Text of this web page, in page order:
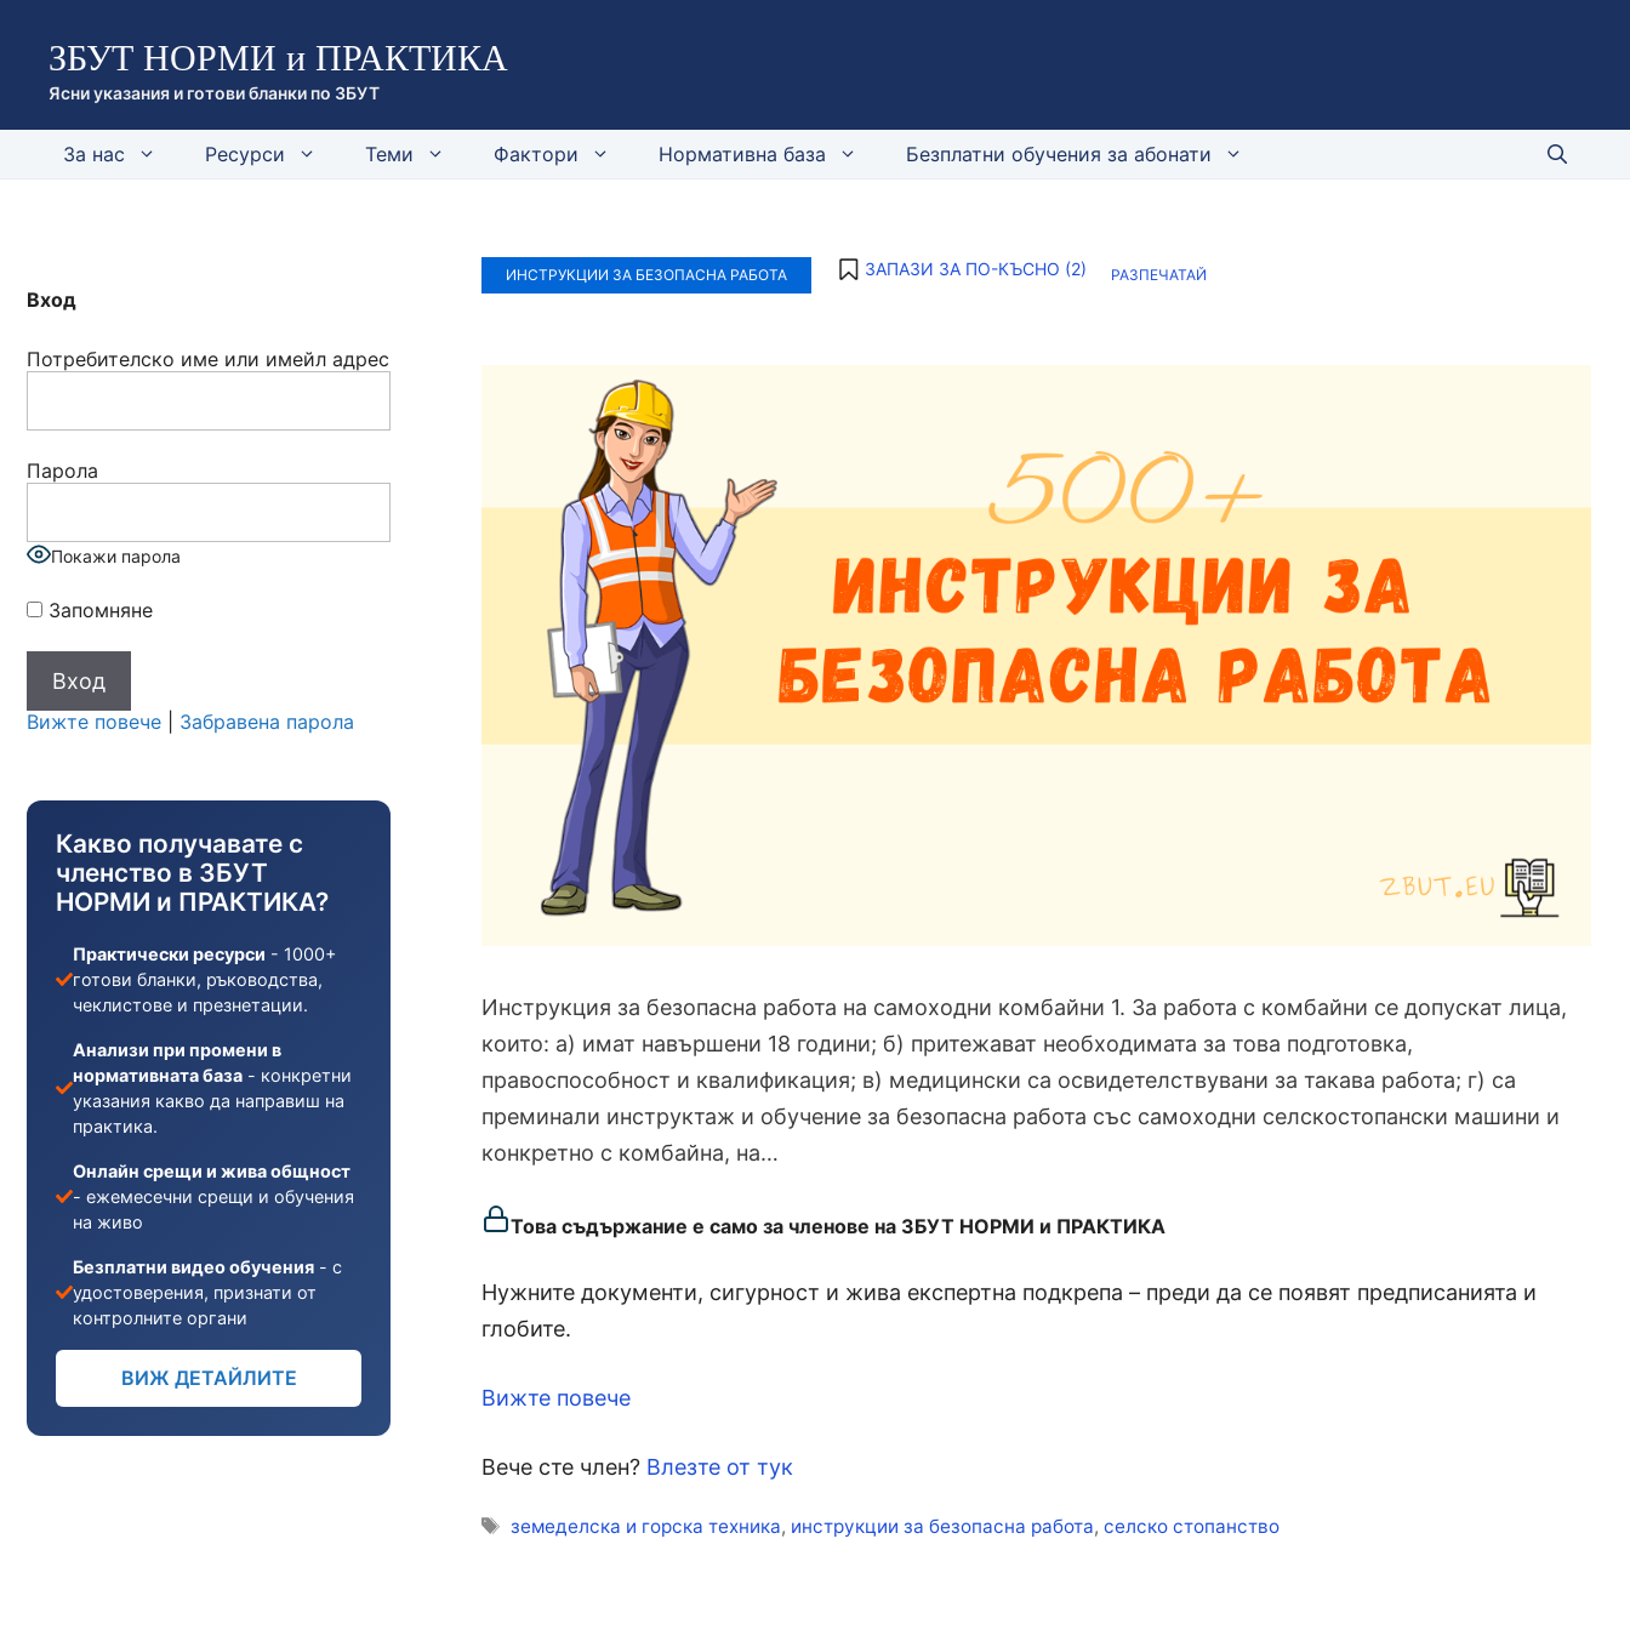
съдържанието
ЗБУТ НОРМИ и ПРАКТИКА
Ясни указания и готови бланки по ЗБУТ
За нас Ресурси Теми Фактори Нормативна база Безплатни обучения за абонати
ИНСТРУКЦИИ ЗА БЕЗОПАСНА РАБОТА ЗАПАЗИ ЗА ПО-КЪСНО (2) РАЗПЕЧАТАЙ
Инструкция за безопасна работа на самоходни комбайни 1. За работа с комбайни се допускат лица,
които: а) имат навършени 18 години; б) притежават необходимата за това подготовка,
правоспособност и квалификация; в) медицински са освидетелствувани за такава работа; г) са
преминали инструктаж и обучение за безопасна работа със самоходни селскостопански машини и
конкретно с комбайна, на…
Това съдържание е само за членове на ЗБУТ НОРМИ и ПРАКТИКА
Нужните документи, сигурност и жива експертна подкрепа – преди да се появят предписанията и
глобите.
Вижте повече
Вече сте член? Влезте от тук
Етикети
земеделска и горска техника, инструкции за безопасна работа,селско стопанство
Вход
Потребителско име или имейл адрес
Парола
Покажи парола
Запомняне
Вижте повече Забравена парола
Какво получавате с
членство в ЗБУТ
НОРМИ и ПРАКТИКА?
Практически ресурси - 1000+
готови бланки, ръководства,
чеклистове и презнетации.
Анализи при промени в
нормативната база - конкретни
указания какво да направиш на
практика.
Онлайн срещи и жива общност
- ежемесечни срещи и обучения
на живо
Безплатни видео обучения - с
удостоверения, признати от
контролните органи
ВИЖ ДЕТАЙЛИТЕ